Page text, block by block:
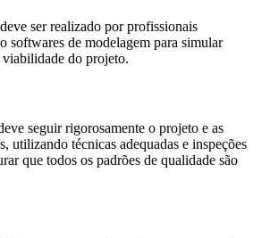
ser realizado por profissionais
softwares de modelagem para simular
do projeto.
seguir rigorosamente o projeto e as
utilizando técnicas adequadas e inspeções
que todos os padrões de qualidade são